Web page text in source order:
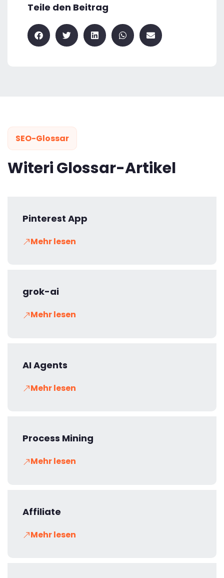
Teile den Beitrag
SEO-Glossar
Witeri Glossar-Artikel
Pinterest App
Mehr lesen
grok-ai
Mehr lesen
AI Agents
Mehr lesen
Process Mining
Mehr lesen
Affiliate
Mehr lesen